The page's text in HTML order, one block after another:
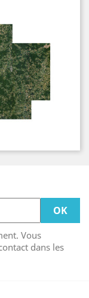
Vous
dans les